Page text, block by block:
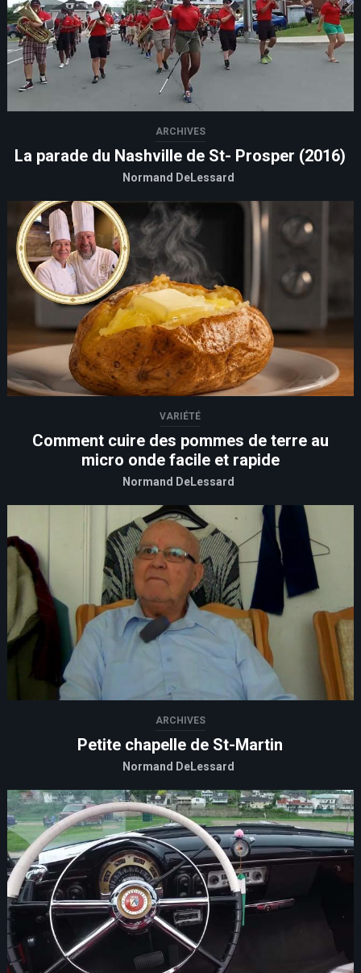
ARCHIVES
La parade du Nashville de St- Prosper (2016)
Normand DeLessard
VARIÉTÉ
Comment cuire des pommes de terre au
micro onde facile et rapide
Normand DeLessard
ARCHIVES
Petite chapelle de St-Martin
Normand DeLessard